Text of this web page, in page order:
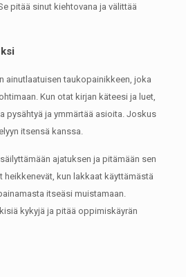
pitää sinut kiehtovana ja välittää
ainutlaatuisen taukopainikkeen, joka
Kun otat kirjan käteesi ja luet,
pysähtyä ja ymmärtää asioita. Joskus
itsensä kanssa.
ajatuksen ja pitämään sen
heikkenevät, kun lakkaat käyttämästä
itseäsi muistamaan.
kykyjä ja pitää oppimiskäyrän